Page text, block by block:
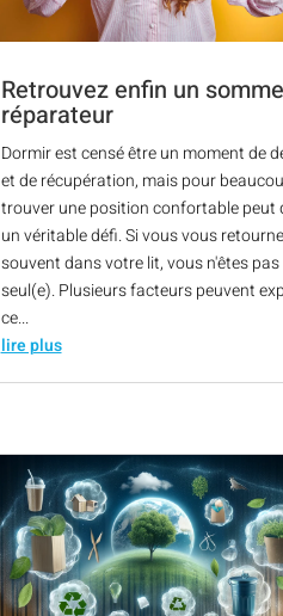
Retrouvez enfin un
réparateur
Dormir est censé être un moment de
et de récupération, mais pour
trouver une position confortable peut
un véritable défi. Si vous vous
souvent dans votre lit, vous n'êtes pas
seul(e). Plusieurs facteurs peuvent
ce...
lire plus